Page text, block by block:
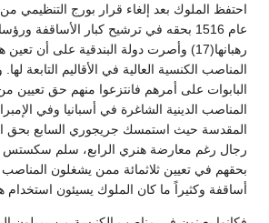
احتفظ الملوك بعد إلغاء قرار بورج التنظيمي
عام 1516 بحقه في ترشيح كبار الأساقفة
رهبانها(17) وأصرت دولة البندقية على أن
المناصب الكنسية العالية في الأقاليم التابعة لها.
البابوات على أمرهم فانتزعوا منهم حق تعيين
المناصب الدينية الشاغرة في أسبانيا وفي
المقدسة حيث استمسك جريجوري السابع بحق
رجال رغم معارضة هنري الرابع، سلم سكستس
بحقهم في تعيين ثلاثمائة ممن يشغلون المناصب
أساقفة وكثيراً ما كان الملوك يسيئون